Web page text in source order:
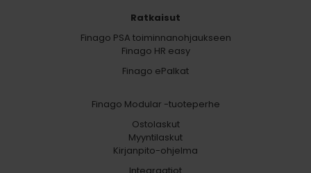
Ratkaisut
Finago PSA toiminnanohjaukseen
Finago HR easy
Finago ePalkat
Finago Modular -tuoteperhe
Ostolaskut
Myyntilaskut
Kirjanpito-ohjelma